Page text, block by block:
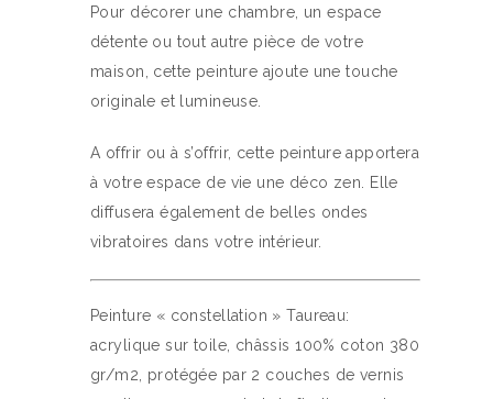
Pour décorer une chambre, un espace
détente ou tout autre pièce de votre
maison, cette peinture ajoute une touche
originale et lumineuse.
A offrir ou à s’offrir, cette peinture apportera
à votre espace de vie une déco zen. Elle
diffusera également de belles ondes
vibratoires dans votre intérieur.
Peinture « constellation » Taureau:
acrylique sur toile, châssis 100% coton 380
gr/m2, protégée par 2 couches de vernis